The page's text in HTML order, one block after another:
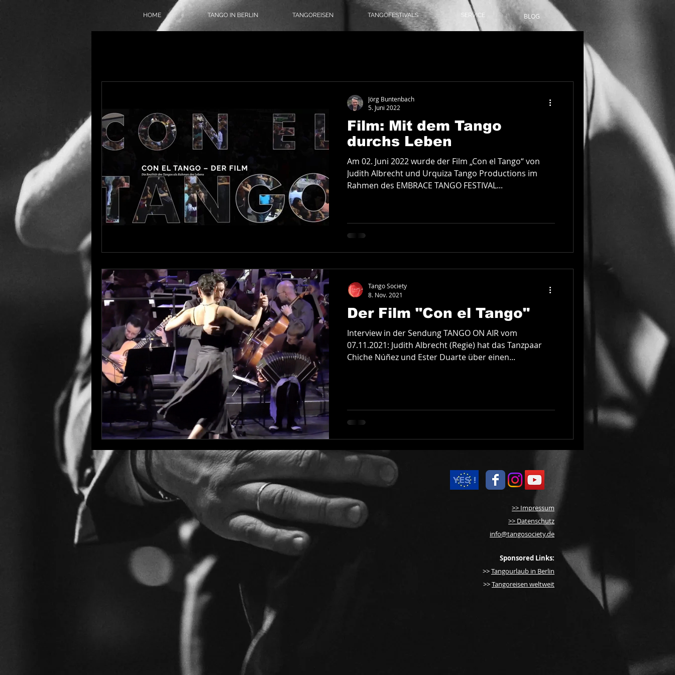
HOME TANGO IN BERLIN TANGOREISEN TANGOFESTIVALS SERVICE BLOG
Geschichte Tangomode & Schuhe Coronatango
Online-Milonga Tangoverein Tangokultur Event-Tipps Jobs
Tango Society Mitglied
Film: Mit dem Tango
durchs Leben
Am 02. Juni 2022 wurde der Film „Con el Tango“ von
Judith Albrecht und Urquiza Tango Productions im
Rahmen des EMBRACE TANGO FESTIVAL...
Jörg Buntenbach
5. Juni 2022
Der Film "Con el Tango"
Interview in der Sendung TANGO ON AIR vom
07.11.2021: Judith Albrecht (Regie) hat das Tanzpaar
Chiche Núñez und Ester Duarte über einen...
Tango Society
8. Nov. 2021
>> Impressum
>> Datenschutz
info@tangosociety.de
Sponsored Links:
>>Tangourlaub in Berlin
>>Tangoreisen weltweit